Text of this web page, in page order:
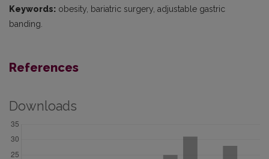
Keywords: obesity, bariatric surgery, adjustable gastric
banding.
References
Downloads